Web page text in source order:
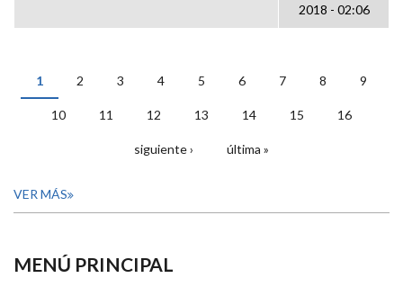
2018 - 02:06
PÁGINAS
1 2 3 4 5 6 7 8 9
10 11 12 13 14 15 16
siguiente › última »
VER MÁS
MENÚ PRINCIPAL